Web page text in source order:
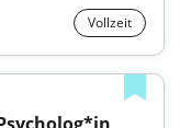
Vollzeit